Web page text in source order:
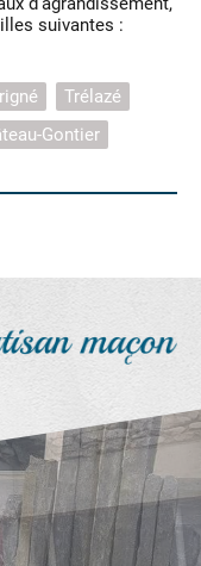
suivantes :
Trélazé
Gontier